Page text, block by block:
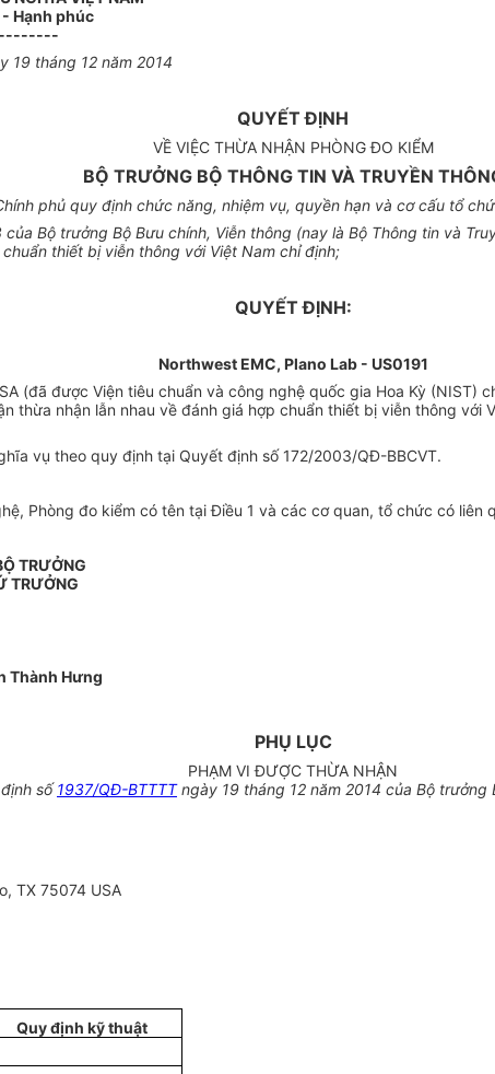
Hạnh phúc
19 tháng 12 năm 2014
QUYẾT ĐỊNH
VỀ VIỆC THỪA NHẬN PHÒNG ĐO KIỂM
BỘ TRƯỞNG BỘ THÔNG TIN VÀ TRUYỀN
phủ quy định chức năng, nhiệm vụ, quyền hạn và cơ cấu tổ
Bộ trưởng Bộ Bưu chính, Viễn thông (nay là Bộ Thông tin và
thiết bị viễn thông với Việt Nam chỉ định;
QUYẾT ĐỊNH:
Northwest EMC, Plano Lab - US0191
(đã được Viện tiêu chuẩn và công nghệ quốc gia Hoa Kỳ
thừa nhận lẫn nhau về đánh giá hợp chuẩn thiết bị viễn thông
vụ theo quy định tại Quyết định số 172/2003/QĐ-BBCVT.
Phòng đo kiểm có tên tại Điều 1 và các cơ quan, tổ chức có liên
TRƯỞNG
TRƯỞNG
Thành Hưng
PHỤ LỤC
PHẠM VI ĐƯỢC THỪA NHẬN
số1937/QĐ-BTTTTngày 19 tháng 12 năm 2014 của Bộ trưởng
TX 75074 USA
Quy định kỹ thuật